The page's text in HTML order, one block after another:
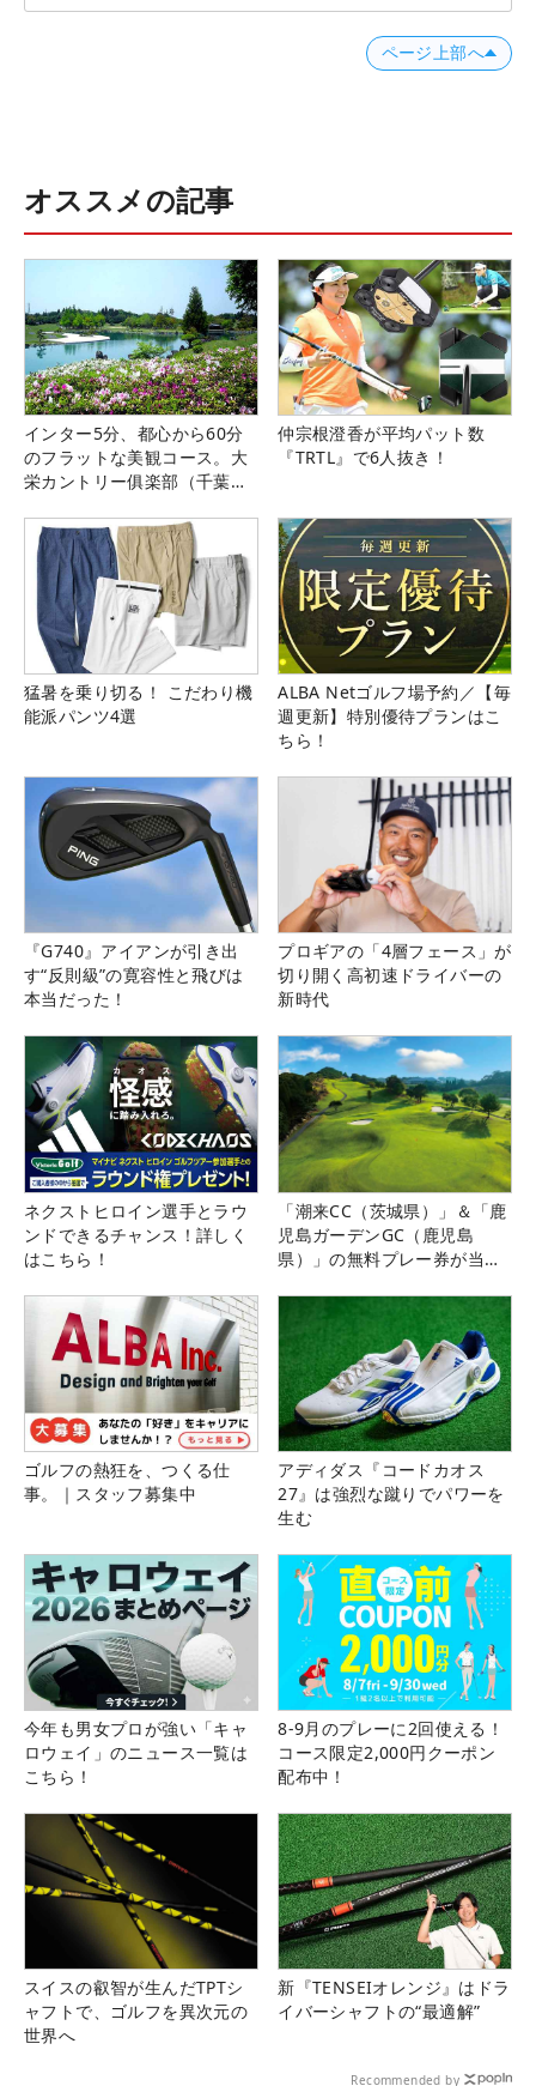
ページ上部へ
オススメの記事
インター5分、都心から60分
のフラットな美観コース。大
栄カントリー俱楽部（千葉
仲宗根澄香が平均パット数
『TRTL』で6人抜き！
猛暑を乗り切る！ こだわり機
能派パンツ4選
ALBA Netゴルフ場予約／【毎
週更新】特別優待プランはこ
ちら！
『G740』アイアンが引き出
す“反則級”の寛容性と飛びは
本当だった！
プロギアの「4層フェース」が
切り開く高初速ドライバーの
新時代
ネクストヒロイン選手とラウ
ンドできるチャンス！詳しく
はこちら！
「潮来CC（茨城県）」＆「鹿
児島ガーデンGC（鹿児島
県）」の無料プレー券が当た
ゴルフの熱狂を、つくる仕
事。｜スタッフ募集中
アディダス『コードカオス
27』は強烈な蹴りでパワーを
生む
今年も男女プロが強い「キャ
ロウェイ」のニュース一覧は
こちら！
8-9月のプレーに2回使える！
コース限定2,000円クーポン
配布中！
スイスの叡智が生んだTPTシ
ャフトで、ゴルフを異次元の
世界へ
新『TENSEIオレンジ』はドラ
イバーシャフトの“最適解”
Recommended by